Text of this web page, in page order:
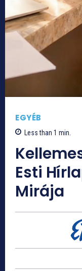
EGYÉB
Less than 1 min.
Esti
Mirája